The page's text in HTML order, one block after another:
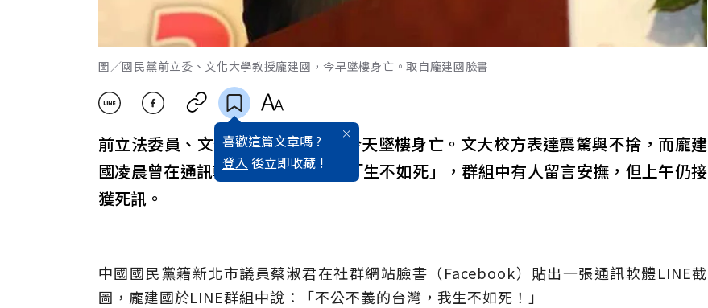
圖／國民黨前立委、文化大學教授龐建國，今早墜樓身亡。取自龐建國臉書
喜歡這篇文章嗎 ?
登入 後立即收藏 !
前立法委員、文化大學教授龐建國今天墜樓身亡。文大校方表達震驚與不捨，而龐建
國凌晨曾在通訊軟體LINE群組傳訊「生不如死」，群組中有人留言安撫，但上午仍接
獲死訊。
中國國民黨籍新北市議員蔡淑君在社群網站臉書（Facebook）貼出一張通訊軟體LINE截
圖，龐建國於LINE群組中說：「不公不義的台灣，我生不如死！」